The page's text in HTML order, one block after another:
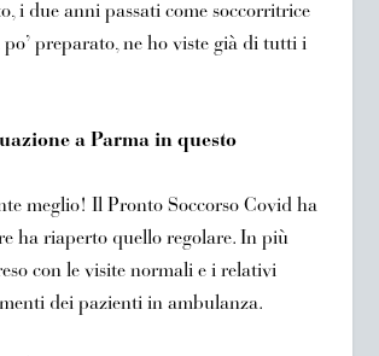
i due anni passati come soccorritrice
preparato, ne ho viste già di tutti i
a Parma in questo
meglio! Il Pronto Soccorso Covid ha
ha riaperto quello regolare. In più
con le visite normali e i relativi
dei pazienti in ambulanza.